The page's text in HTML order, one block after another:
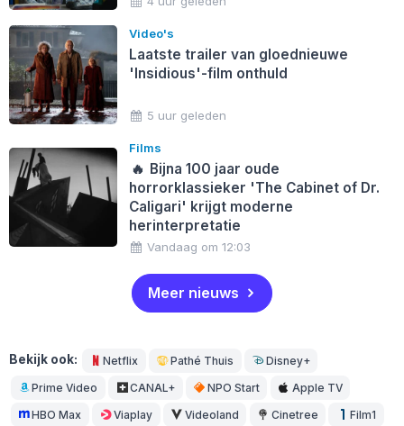
Video's
Laatste trailer van gloednieuwe
'Insidious'-film onthuld
5 uur geleden
Films
🔥 Bijna 100 jaar oude
horrorklassieker 'The Cabinet of Dr.
Caligari' krijgt moderne
herinterpretatie
Vandaag om 12:03
Meer nieuws
Bekijk ook: Netflix Pathé Thuis Disney+
Prime Video CANAL+ NPO Start Apple TV
HBO Max Viaplay Videoland Cinetree Film1